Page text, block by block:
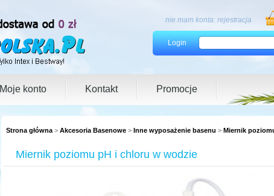
nie mam konta: rejestracja
Login
Moje konto Kontakt Promocje
Strona główna > Akcesoria Basenowe > Inne wyposażenie basenu > Miernik
Miernik poziomu pH i chloru w wodzie